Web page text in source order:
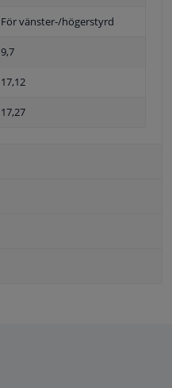
För vänster-/högerstyrd
9,7
17,12
17,27